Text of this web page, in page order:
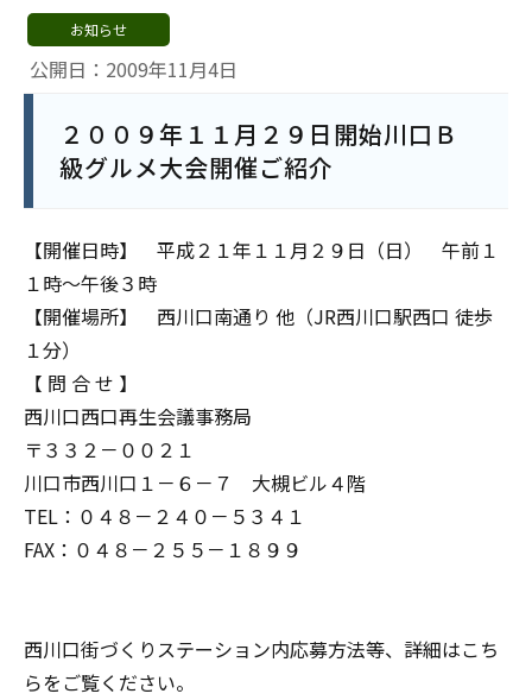
公開日：2009年11月4日
お知らせ
２００９年１１月２９日開始川口Ｂ
級グルメ大会開催ご紹介
【開催日時】 平成２１年１１月２９日（日） 午前１
１時～午後３時
【開催場所】 西川口南通り 他（JR西川口駅西口 徒歩
１分）
【 問 合 せ 】
西川口西口再生会議事務局
〒３３２－００２１
川口市西川口１－６－７ 大槻ビル４階
TEL：０４８－２４０－５３４１
FAX：０４８－２５５－１８９９
西川口街づくりステーション内応募方法等、詳細はこち
らをご覧ください。